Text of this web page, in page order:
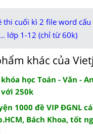
thi cuối kì 2 file word
lớp 1-12 (chỉ từ 60k)
khác của
học Toán - Văn -
250k
1000 đề VIP ĐGNL
Bách Khoa, tốt